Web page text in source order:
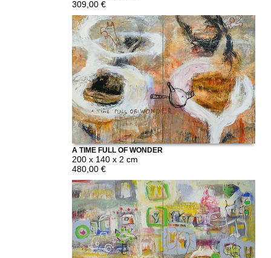
309,00 €
A TIME FULL OF WONDER
200 x 140 x 2 cm
480,00 €